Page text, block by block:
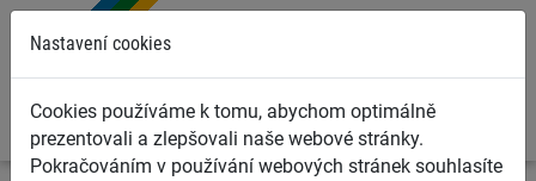
Nastavení cookies
Cookies používáme k tomu, abychom optimálně
prezentovali a zlepšovali naše webové stránky.
Pokračováním v používání webových stránek souhlasíte